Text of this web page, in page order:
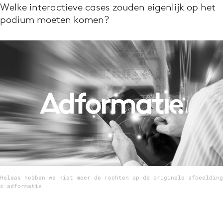
Download de app
Volg het laatste nieuws via de Adformatie
Menu
Home
9 sept: GenAI-training
12 nov: MarketingLive!
Adverteren
Welke interactieve cases zouden eigenlijk op het
podium moeten komen?
Helaas hebben we niet meer de rechten op de originele afbeelding
© adformatie